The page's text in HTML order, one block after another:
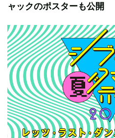
ャックのポスターも公開